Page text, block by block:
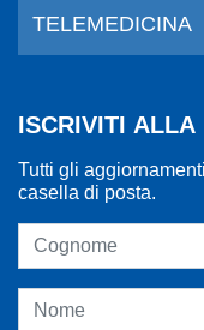
TELEMEDICINA
ISCRIVITI ALLA
Tutti gli
casella di posta.